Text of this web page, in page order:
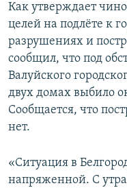
Как утверждает
целей на подлёте к
разрушениях и
сообщил, что под
Валуйского
двух домах выбило
Сообщается, что
нет.
«Ситуация в
напряженной. С